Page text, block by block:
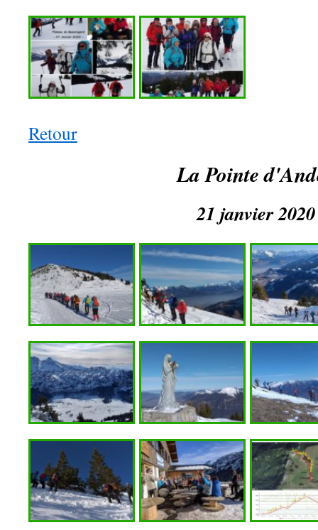
Retour
La Pointe
21 janvier 2020